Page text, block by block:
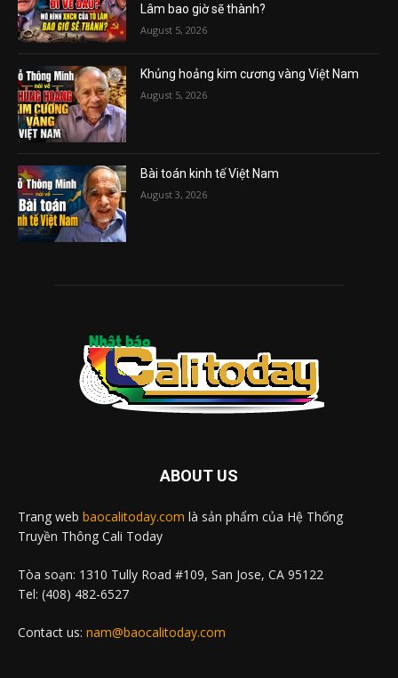
Lâm bao giờ sẽ thành?
August 5, 2026
Khủng hoảng kim cương vàng Việt Nam
August 5, 2026
Bài toán kinh tế Việt Nam
August 3, 2026
ABOUT US
Trang web baocalitoday.com là sản phẩm của Hệ Thống
Truyền Thông Cali Today
Tòa soạn: 1310 Tully Road #109, San Jose, CA 95122
Tel: (408) 482-6527
Contact us: nam@baocalitoday.com